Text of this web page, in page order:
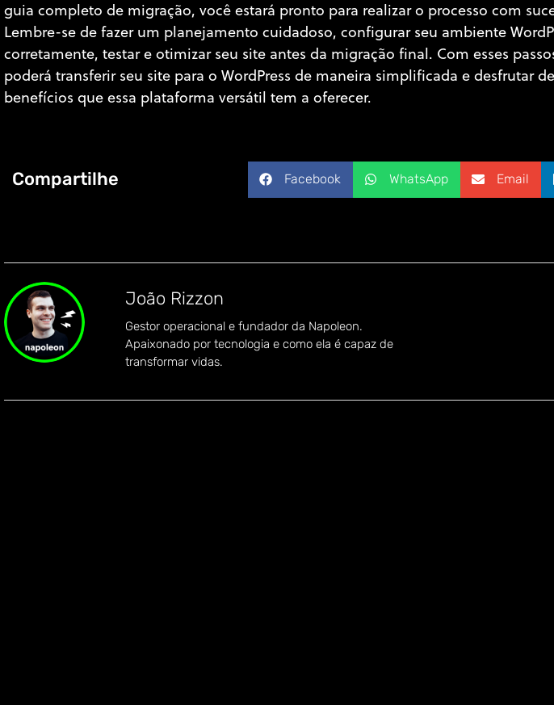
guia completo de migração, você estará pronto para realizar o processo com
Lembre-se de fazer um planejamento cuidadoso, configurar seu ambiente
corretamente, testar e otimizar seu site antes da migração final. Com esses
poderá transferir seu site para o WordPress de maneira simplificada e desfrutar
benefícios que essa plataforma versátil tem a oferecer.
Compartilhe Facebook WhatsApp Email
João Rizzon
Gestor operacional e fundador da Napoleon.
Apaixonado por tecnologia e como ela é capaz de
transformar vidas.